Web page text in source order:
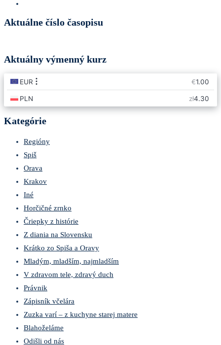
Aktuálne číslo časopisu
Aktuálny výmenný kurz
Kategórie
Regióny
Spiš
Orava
Krakov
Iné
Horčičné zrnko
Čriepky z histórie
Z diania na Slovensku
Krátko zo Spiša a Oravy
Mladým, mladším, najmladším
V zdravom tele, zdravý duch
Právnik
Zápisník včelára
Zuzka varí – z kuchyne starej matere
Blahoželáme
Odišli od nás